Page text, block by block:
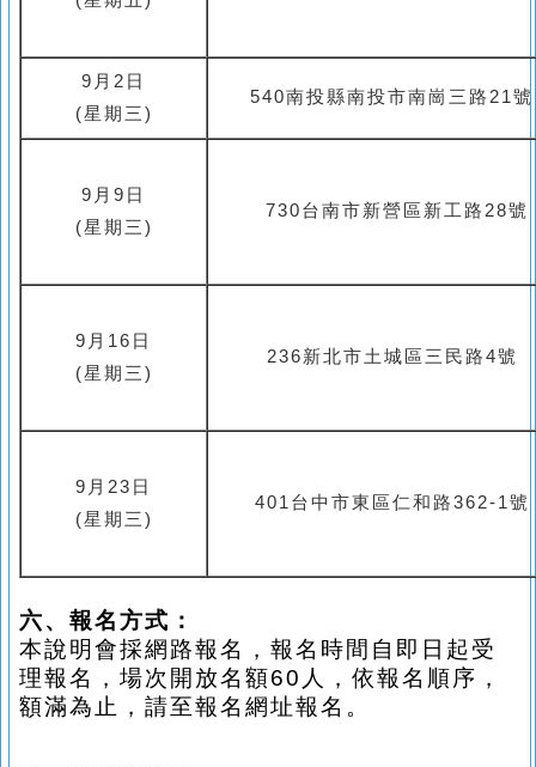
9 月 2 日
(星期三)
540南投縣南投市南崗三路
9 月 9 日
(星期三)
730台南市新營區新工路28
9 月 16 日
(星期三)
236新北市土城區三民路4
9 月 23 日
(星期三)
401台中市東區仁和路362-1
六、報名方式：
本說明會採網路報名，報名時間自即日起受
理報名，場次開放名額60人，依報名順序，
額滿為止，請至報名網址報名 。